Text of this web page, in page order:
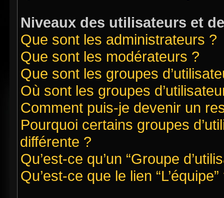
Niveaux des utilisateurs et
Que sont les administrateurs ?
Que sont les modérateurs ?
Que sont les groupes
Où sont les groupes
Comment puis-je devenir un
Pourquoi certains groupes
différente ?
Qu’est-ce qu’un “Groupe
Qu’est-ce que le lien “L’équipe”